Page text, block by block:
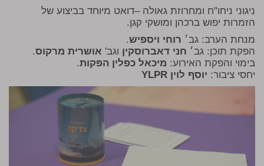
ניגוני ניחו"ח ומחרוזת גאולה –דואט מיוחד בביצוע של
הזמרות יפוש ברכהן ומושקי קגן.
מנחת הערב: גב׳ רוחי ויספיש.
הפקת תוכן: גב׳ חני דאברוסקין וגב' אושרית מרקוס.
בימוי והפקת האירוע: מיכאל כפלין הפקות.
יחסי ציבור: יוסף לוין YLPR